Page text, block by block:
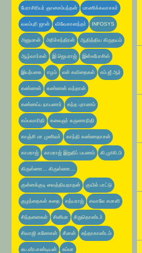
பேராசிரியர் ஞானசம்பந்தன் மாணிக்கவாசகா்
வலம்புரி ஜான் விவேகானந்தா் INFOSYS
அனுமான் அரிச்சந்திரன் ஆதித்திய கிருதயம்
ஆழ்வார்கள் இ.ஜெயராஜ் இன்ஃபோசிஸ்
இயற்பகை ஈழம் என் கவிதைகள் எம்.ஜீ.ஆர்
கண்ணன் கண்ணன் வந்தான்
கண்ணப்ப நாயனார் கந்த புராணம்
கம்பவாரிதி கலைஞர் கருணாநிதி
காஞ்சி மா முனிவா் காந்தி கண்ணதாசன்
காமராஜ் காமராஜ் இறுதிப் பயணம் கி.மு/கி.பி
கிருஸ்ணா... கிருஸ்ணா...
குன்னக்குடி வைத்தியநாதன் குயில் பாட்டு
குழந்தைகள் கதை சத்யராஜ் சவாலே சமாளி
சிந்தனைகள் சினிமா சிறுதொண்டா்
சிவாஜி கணேசன் சீமான் சுந்தரகாண்டம்
சுப.வீரபாண்டியன் சும்மா